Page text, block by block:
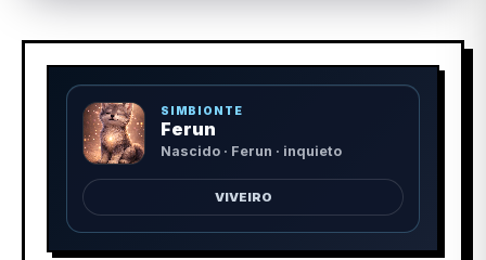
SIMBIONTE
Ferun
Nascido · Ferun · inquieto
VIVEIRO